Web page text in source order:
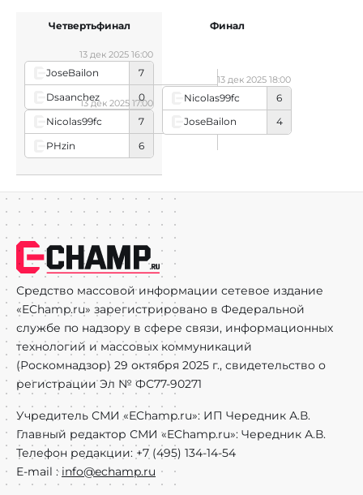
JoseBailon
7
Dsaanchez
0
13 дек 2025 16:00
Nicolas99fc
7
PHzin
6
13 дек 2025 17:00
Четвертьфинал
Nicolas99fc
6
JoseBailon
4
13 дек 2025 18:00
Финал
Средство массовой информации сетевое издание
«EChamp.ru» зарегистрировано в Федеральной
службе по надзору в сфере связи, информационных
технологий и массовых коммуникаций
(Роскомнадзор) 29 октября 2025 г., свидетельство о
регистрации Эл № ФС77-90271
Учредитель СМИ «EChamp.ru»: ИП Чередник А.В.
Главный редактор СМИ «EChamp.ru»: Чередник А.В.
Телефон редакции: +7 (495) 134-14-54
E-mail : info@echamp.ru